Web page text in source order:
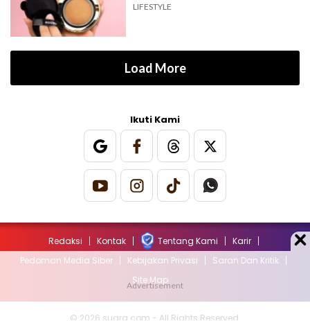
LIFESTYLE
Load More
Ikuti Kami
Redaksi Kontak Tentang Kami
Karir
Pedoman Media Siber
Kebijakan Privasi
Saran Dan Kritik
Site Map
© 2026 suara.com - All Rights Reserved.